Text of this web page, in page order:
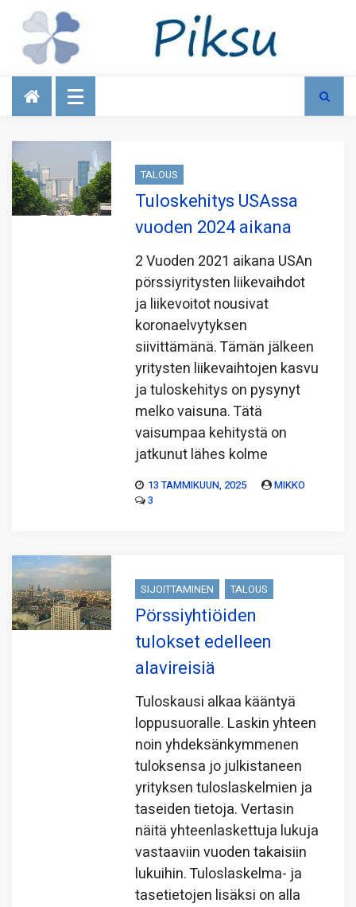
Talous
TALOUS
Tuloskehitys USAssa
vuoden 2024 aikana
2 Vuoden 2021 aikana USAn
pörssiyritysten liikevaihdot
ja liikevoitot nousivat
koronaelvytyksen
siivittämänä. Tämän jälkeen
yritysten liikevaihtojen kasvu
ja tuloskehitys on pysynyt
melko vaisuna. Tätä
vaisumpaa kehitystä on
jatkunut lähes kolme
13 TAMMIKUUN, 2025
MIKKO
3
SIJOITTAMINEN TALOUS
Pörssiyhtiöiden
tulokset edelleen
alavireisiä
Tuloskausi alkaa kääntyä
loppusuoralle. Laskin yhteen
noin yhdeksänkymmenen
tuloksensa jo julkistaneen
yrityksen tuloslaskelmien ja
taseiden tietoja. Vertasin
näitä yhteenlaskettuja lukuja
vastaaviin vuoden takaisiin
lukuihin. Tuloslaskelma- ja
tasetietojen lisäksi on alla